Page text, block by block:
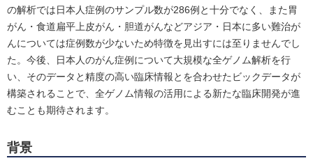
の解析では日本人症例のサンプル数が286例と十分でなく、また胃
がん・食道扁平上皮がん・胆道がんなどアジア・日本に多い難治が
んについては症例数が少ないため特徴を見出すには至りませんでし
た。今後、日本人のがん症例について大規模な全ゲノム解析を行
い、そのデータと精度の高い臨床情報とを合わせたビックデータが
構築されることで、全ゲノム情報の活用による新たな臨床開発が進
むことも期待されます。
背景